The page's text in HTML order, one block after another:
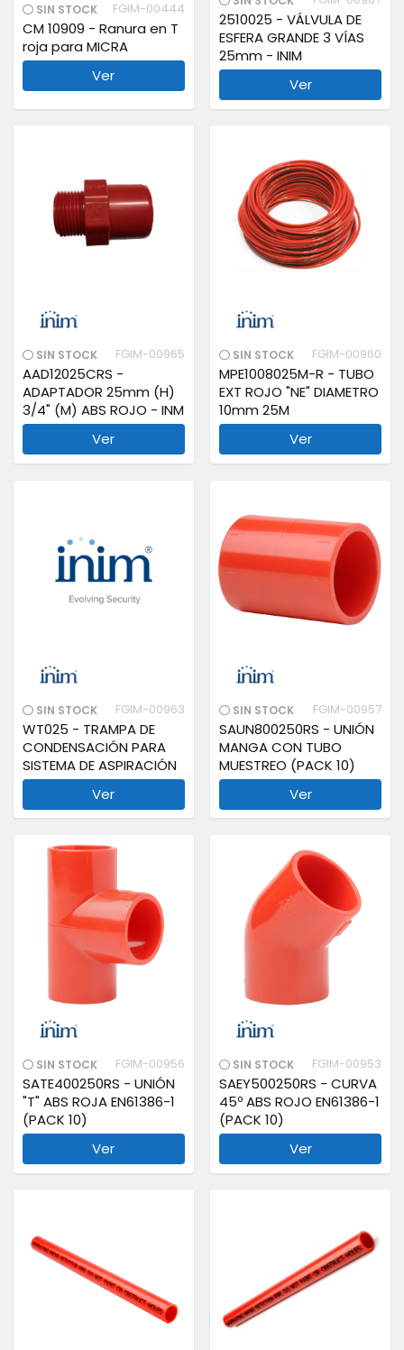
SIN STOCK FGIM-00444
CM 10909 - Ranura en T
roja para MICRA
Ver
2510025 - VÁLVULA DE
ESFERA GRANDE 3 VÍAS
25mm - INIM
Ver
SIN STOCK FGIM-00965
AAD12025CRS -
ADAPTADOR 25mm (H)
3/4" (M) ABS ROJO - INM
Ver
SIN STOCK FGIM-00960
MPE1008025M-R - TUBO
EXT ROJO "NE" DIAMETRO
10mm 25M
Ver
SIN STOCK FGIM-00963
WT025 - TRAMPA DE
CONDENSACIÓN PARA
SISTEMA DE ASPIRACIÓN
Ver
SIN STOCK FGIM-00957
SAUN800250RS - UNIÓN
MANGA CON TUBO
MUESTREO (PACK 10)
Ver
SIN STOCK FGIM-00956
SATE400250RS - UNIÓN
"T" ABS ROJA EN61386-1
(PACK 10)
Ver
SIN STOCK FGIM-00953
SAEY500250RS - CURVA
45º ABS ROJO EN61386-1
(PACK 10)
Ver